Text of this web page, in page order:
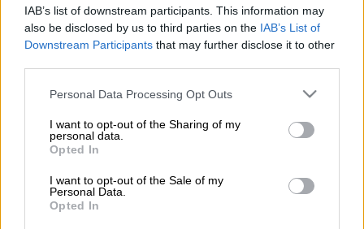
IAB’s list of downstream participants. This information may
also be disclosed by us to third parties on the IAB’s List of
Downstream Participants that may further disclose it to other
Please note that this website/app uses one or more Google
not limited to your visit or usage behaviour. You may click to
grant or deny consent to Google and its third-party tags to
use your data for below specified purposes in below Google
consent section.
Personal Data Processing Opt Outs
I want to opt-out of the Sharing of my
personal data.
Opted In
I want to opt-out of the Sale of my
Personal Data.
Opted In
Ιβάν Γιοβάνοβιτς
Εθνικής ομάδαςμε τηΣκωτία
τη νέα γενιά
του ελληνικού ποδοσφαίρου! Ο